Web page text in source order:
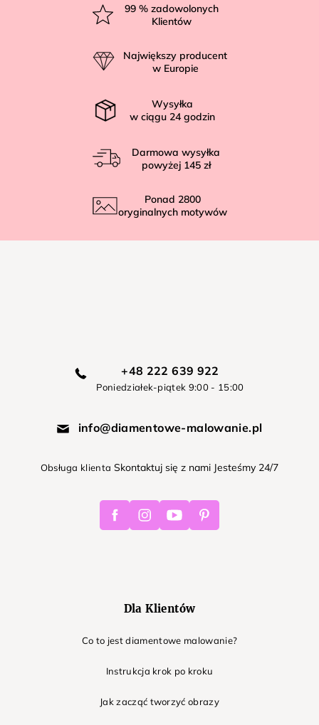
99 % zadowolonych
Klientów
Największy producent
w Europie
Wysyłka
w ciągu 24 godzin
Darmowa wysyłka
powyżej 145 zł
Ponad 2800
oryginalnych motywów
+48 222 639 922
Poniedziałek-piątek 9:00 - 15:00
info@diamentowe-malowanie.pl
Obsługa klienta Skontaktuj się z nami Jesteśmy 24/7
FacebookInstagramYoutube Pinterest
Dla Klientów
Co to jest diamentowe malowanie?
Instrukcja krok po kroku
Jak zacząć tworzyć obrazy